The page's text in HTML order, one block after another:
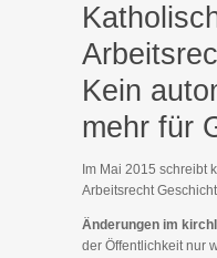
Kein
mehr für
Im Mai 2015 schreibt
Arbeitsrecht
Änderungen im
der Öffentlichkeit nur